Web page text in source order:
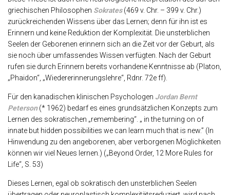
griechischen Philosophen Sokrates(469 v. Chr. – 399 v. Chr.)
zurückreichenden Wissens über das Lernen; denn für ihn ist es
Erinnern und keine Reduktion der Komplexität. Die unsterblichen
Seelen der Geborenen erinnern sich an die Zeit vor der Geburt, als
sie noch über umfassendes Wissen verfügten. Nach der Geburt
rufen sie durch Erinnern bereits vorhandene Kenntnisse ab (Platon,
„Phaidon“, „Wiedererinnerungslehre“, Rdnr. 72e ff).
Für den kanadischen klinischen Psychologen Jordan Bernt
Peterson(* 1962) bedarf es eines grundsätzlichen Konzepts zum
Lernen des sokratischen „remembering“. „ in the turning on of
innate but hidden possibilities we can learn much that is new.” (In
Hinwendung zu den angeborenen, aber verborgenen Möglichkeiten
können wir viel Neues lernen.) („Beyond Order, 12 More Rules for
Life“, S. 53)
Dieses Lernen, egal ob sokratisch den unsterblichen Seelen